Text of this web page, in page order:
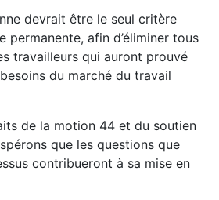
devrait être le seul critère
permanente, afin d’éliminer tous
travailleurs qui auront prouvé
du marché du travail
de la motion 44 et du soutien
que les questions que
contribueront à sa mise en